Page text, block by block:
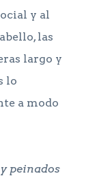
y al
las
largo y
lo
a modo
peinados